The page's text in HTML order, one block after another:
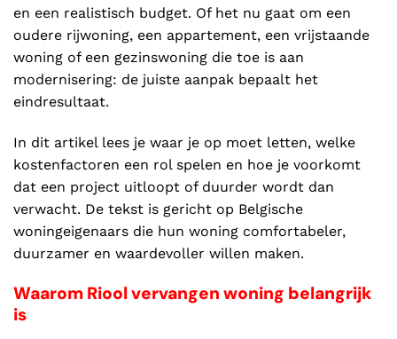
en een realistisch budget. Of het nu gaat om een
oudere rijwoning, een appartement, een vrijstaande
woning of een gezinswoning die toe is aan
modernisering: de juiste aanpak bepaalt het
eindresultaat.
In dit artikel lees je waar je op moet letten, welke
kostenfactoren een rol spelen en hoe je voorkomt
dat een project uitloopt of duurder wordt dan
verwacht. De tekst is gericht op Belgische
woningeigenaars die hun woning comfortabeler,
duurzamer en waardevoller willen maken.
Waarom Riool vervangen woning belangrijk
is